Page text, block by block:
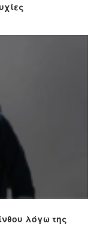
λόγω της